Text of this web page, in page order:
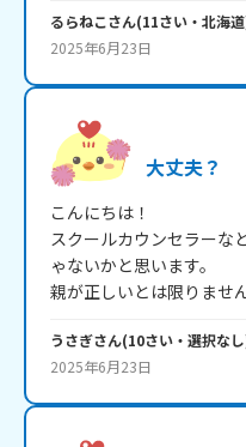
るらねこさん(11さい・ 北海道
2025年6月23日
大丈夫？
こんにちは！
スクールカウンセラーな
ゃないかと思います。
うさぎさん(10さい・ 選択なし
2025年6月23日